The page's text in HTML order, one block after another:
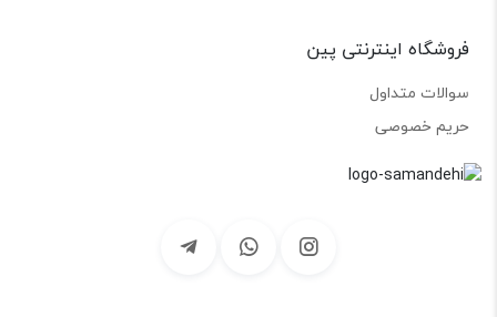
فروشگاه اینترنتی پین
سوالات متداول
حریم خصوصی